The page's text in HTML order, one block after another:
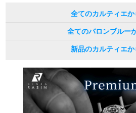
全てのカルティエ
全てのバロンブルー
新品のカルティエ